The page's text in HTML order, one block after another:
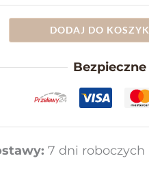
DODAJ DO
7 dni roboczych